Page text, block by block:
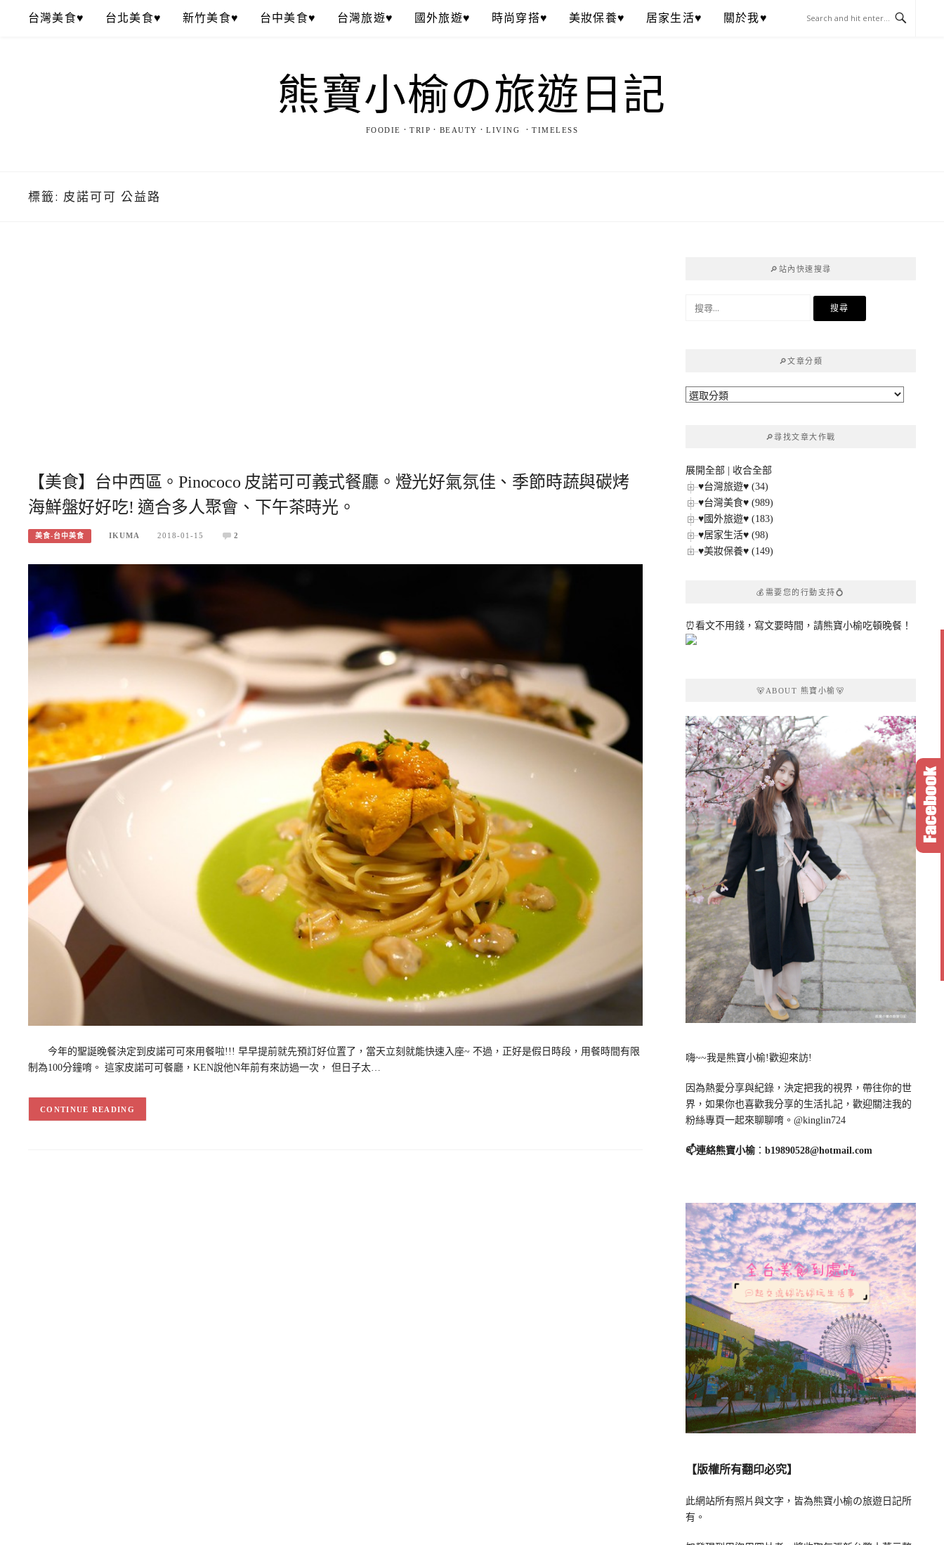
台灣美食♥ 台北美食♥ 新竹美食♥ 台中美食♥ 台灣旅遊♥ 國外旅遊♥ 時尚穿搭♥ 美妝保養♥ 居家生活♥ 關於我♥
熊寶小榆の旅遊日記
FOODIE．TRIP．BEAUTY．LIVING ．TIMELESS
標籤: 皮諾可可 公益路
【美食】台中西區。Pinococo 皮諾可可義式餐廳。燈光好氣氛佳、季節時蔬與碳烤
海鮮盤好好吃! 適合多人聚會、下午茶時光。
美食-台中美食 IKUMA 2018-01-15 2
今年的聖誕晚餐決定到皮諾可可來用餐啦!!! 早早提前就先預訂好位置了，當天立刻就能快速入座~ 不過，正好是假日時段，用餐時間有限
制為100分鐘唷。 這家皮諾可可餐廳，KEN說他N年前有來訪過一次， 但日子太…
CONTINUE READING
🔎站內快速搜尋
🔎文章分類
🔎
🔎尋找文章大作戰
展開全部
收合全部
♥台灣旅遊♥ (34)
♥台灣美食♥ (989)
♥國外旅遊♥ (183)
♥居家生活♥ (98)
♥美妝保養♥ (149)
💰需要您的行動支持💍
⏰看文不用錢，寫文要時間，請熊寶小榆吃頓晚餐！
🐻ABOUT 熊寶小榆🐻
嗨~~我是熊寶小榆!歡迎來訪!
因為熱愛分享與紀錄，決定把我的視界，帶往你的世
界，如果你也喜歡我分享的生活扎記，歡迎關注我的
粉絲專頁一起來聊聊唷。@kinglin724
📫連絡熊寶小榆： b19890528@hotmail.com
【版權所有翻印必究】
此網站所有照片與文字，皆為熊寶小榆の旅遊日記所
有。